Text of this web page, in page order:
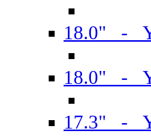
18.0" -
18.0" -
17.3" -